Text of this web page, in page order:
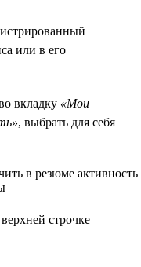
или в его
вкладку «Мои
, выбрать для себя
строчке